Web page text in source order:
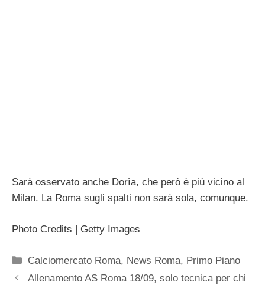
Sarà osservato anche Dorìa, che però è più vicino al
Milan. La Roma sugli spalti non sarà sola, comunque.
Photo Credits | Getty Images
Categorie
Calciomercato Roma, News Roma, Primo Piano
Allenamento AS Roma 18/09, solo tecnica per chi